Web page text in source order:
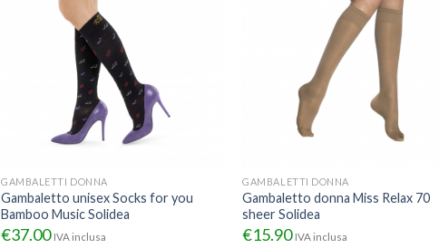
GAMBALETTI DONNA
Gambaletto unisex Socks for you
Bamboo Music Solidea
€37.00 IVA inclusa
GAMBALETTI DONNA
Gambaletto donna Miss Relax 70
sheer Solidea
€15.90 IVA inclusa